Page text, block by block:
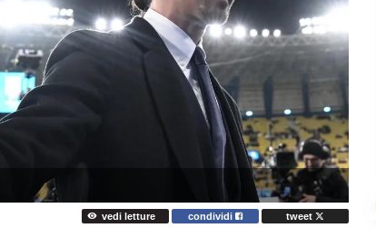
vedi letture condividi tweet